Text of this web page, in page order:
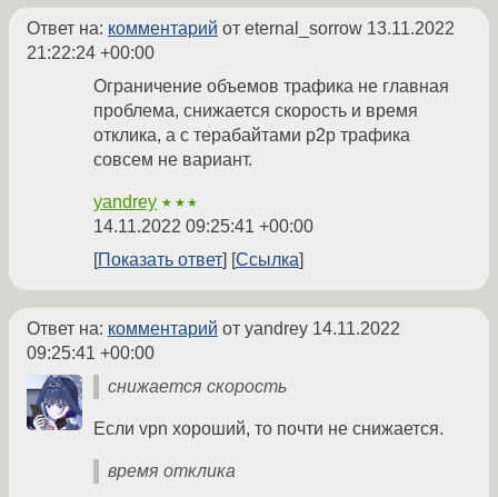
Ответ на: комментарий от eternal_sorrow 13.11.2022
21:22:24 +00:00
Ограничение объемов трафика не главная
проблема, снижается скорость и время
отклика, а с терабайтами p2p трафика
совсем не вариант.
yandrey ★★★
14.11.2022 09:25:41 +00:00
Показать ответ
Ссылка
Ответ на: комментарий от yandrey 14.11.2022
09:25:41 +00:00
снижается скорость
Если vpn хороший, то почти не снижается.
время отклика